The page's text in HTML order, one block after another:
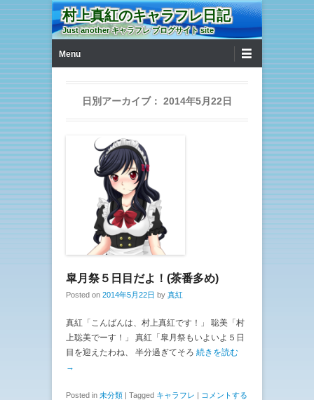
村上真紅のキャラフレ日記
Just another キャラフレ ブログサイト site
Menu
日別アーカイブ： 2014年5月22日
皐月祭５日目だよ！(茶番多め)
Posted on 2014年5月22日 by 真紅
真紅「こんばんは、村上真紅です！」 聡美「村
上聡美でーす！」 真紅「皐月祭もいよいよ５日
目を迎えたわね、 半分過ぎてそろ 続きを読む
→
Posted in 未分類 | Tagged キャラフレ | コメントする